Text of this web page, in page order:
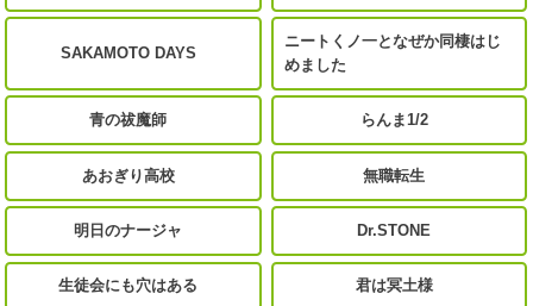
SAKAMOTO DAYS
ニートくノ一となぜか同棲はじ
めました
青の祓魔師 らんま1/2
あおぎり高校 無職転生
明日のナージャ Dr.STONE
生徒会にも穴はある 君は冥土様